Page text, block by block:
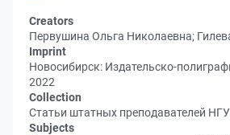
Creators
Первушина Ольга Николаевна;
Imprint
Новосибирск: Издательско-
2022
Collection
Статьи штатных преподавателей НГУ
Subjects